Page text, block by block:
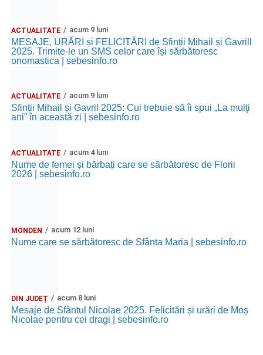
ACTUALITATE acum 9 luni
MESAJE, URĂRI și FELICITĂRI de Sfinții Mihail și Gavrill
2025. Trimite-le un SMS celor care își sărbătoresc
onomastica | sebesinfo.ro
ACTUALITATE acum 9 luni
Sfinții Mihail și Gavril 2025: Cui trebuie să îi spui „La mulţi
ani” în această zi | sebesinfo.ro
ACTUALITATE acum 4 luni
Nume de femei și bărbați care se sărbătoresc de Florii
2026 | sebesinfo.ro
MONDEN acum 12 luni
Nume care se sărbătoresc de Sfânta Maria | sebesinfo.ro
DIN JUDEȚ acum 8 luni
Mesaje de Sfântul Nicolae 2025. Felicitări și urări de Moș
Nicolae pentru cei dragi | sebesinfo.ro